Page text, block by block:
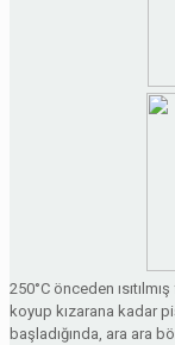
250°C önceden
koyup kızarana kadar
başladığında, ara ara